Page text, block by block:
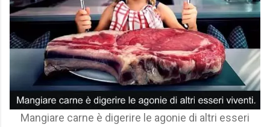
Mangiare carne è digerire le agonie di altri esseri